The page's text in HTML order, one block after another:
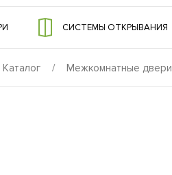
СИСТЕМЫ ОТКРЫВАНИЯ
Каталог / Межкомнатные двери